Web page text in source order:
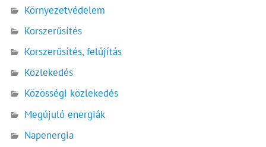
Környezetvédelem
Korszerűsítés
Korszerűsítés, felújítás
Közlekedés
Közösségi közlekedés
Megújuló energiák
Napenergia